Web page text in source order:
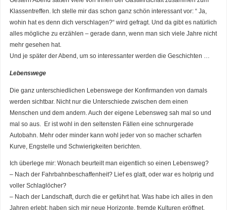
Klassentreffen. Ich stelle mir das schon ganz schön interessant vor: “ Ja,
wohin hat es denn dich verschlagen?“ wird gefragt. Und da gibt es natürlich
alles mögliche zu erzählen – gerade dann, wenn man sich viele Jahre nicht
mehr gesehen hat.
Und je später der Abend, um so interessanter werden die Geschichten …
Lebenswege
Die ganz unterschiedlichen Lebenswege der Konfirmanden von damals
werden sichtbar. Nicht nur die Unterschiede zwischen dem einen
Menschen und dem andern. Auch der eigene Lebensweg sah mal so und
mal so aus. Er ist wohl in den seltensten Fällen eine schnurgerade
Autobahn. Mehr oder minder kann wohl jeder von so macher scharfen
Kurve, Engstelle und Schwierigkeiten berichten.
Ich überlege mir: Wonach beurteilt man eigentlich so einen Lebensweg?
– Nach der Fahrbahnbeschaffenheit? Lief es glatt, oder war es holprig und
voller Schlaglöcher?
– Nach der Landschaft, durch die er geführt hat. Was habe ich alles in den
Jahren erlebt; haben sich mir neue Horizonte, fremde Kulturen eröffnet,